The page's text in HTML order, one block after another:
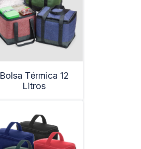
Bolsa Térmica 12
Litros